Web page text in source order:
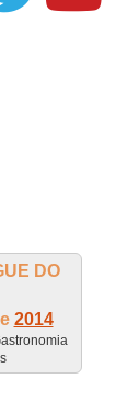
DO
2014